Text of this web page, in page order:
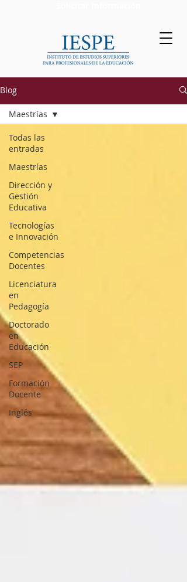
Blog
Todas las
entradas
Maestrías
Dirección y
Gestión
Educativa
Tecnologías
e Innovación
Competencias
Docentes
Licenciatura
en
Pedagogía
Doctorado
en
Educación
SEP
Formación
Docente
Inglés
Maestrías